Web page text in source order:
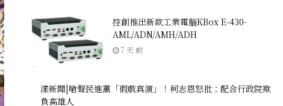
控創推出新款工業電腦KBox E-430-
AML/ADN/AMH/ADH
7 天 前
漾新聞|嗆聲民進黨「假戲真演」！柯志恩怒批：配合行政院欺
負高雄人